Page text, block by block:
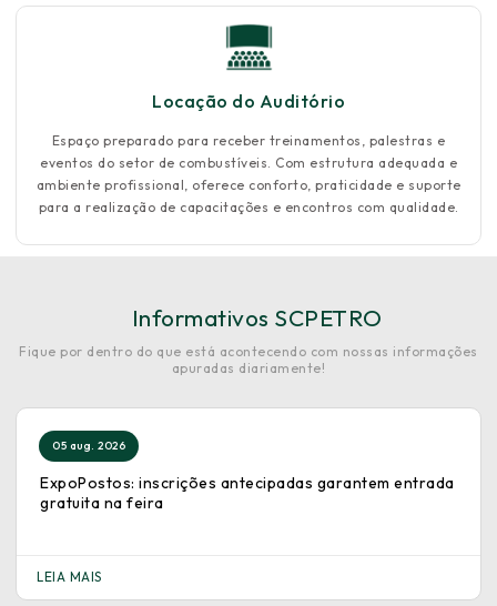
Locação do Auditório
Espaço preparado para receber treinamentos, palestras e
eventos do setor de combustíveis. Com estrutura adequada e
ambiente profissional, oferece conforto, praticidade e suporte
para a realização de capacitações e encontros com qualidade.
Informativos SCPETRO
Fique por dentro do que está acontecendo com nossas informações
apuradas diariamente!
05 aug. 2026
ExpoPostos: inscrições antecipadas garantem entrada
gratuita na feira
LEIA MAIS